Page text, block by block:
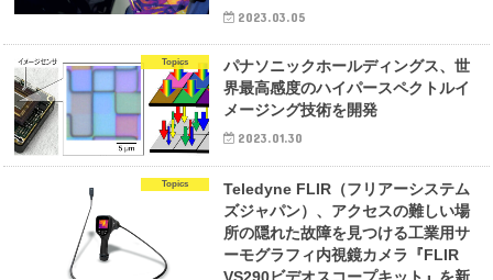
2023.03.05
Topics
パナソニックホールディングス、世
界最高感度のハイパースペクトルイ
メージング技術を開発
2023.01.30
Topics
Teledyne FLIR（フリアーシステム
ズジャパン）、アクセスの難しい場
所の隠れた故障を見つける工業用サ
ーモグラフィ内視鏡カメラ『FLIR
VS290ビデオスコープキット』を新